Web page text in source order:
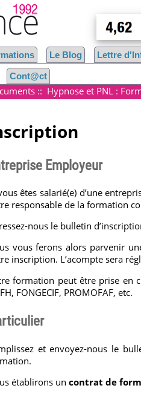
:: Hypnose et PNL :
Employeur
êtes salarié(e) d’une
responsable de la formation
nous le bulletin
vous ferons alors parvenir
inscription. L’acompte sera
formation peut être prise en
FONGECIF, PROMOFAF, etc.
et envoyez-nous le
établirons un contrat de
Le Blog Lettre
Cont@ct